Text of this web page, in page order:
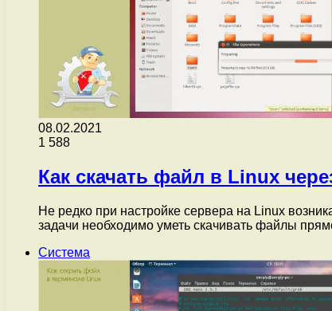
08.02.2021
1 588
Как скачать файл в Linux
Не редко при настройке сервера на Linux
задачи необходимо уметь скачивать файлы
Система